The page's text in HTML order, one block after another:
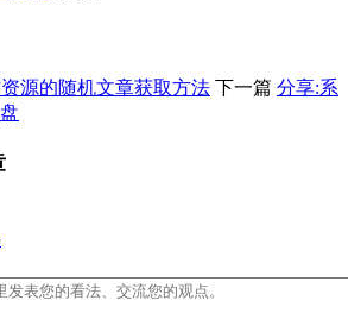
源的随机文章获取方法 下一篇 分享:系